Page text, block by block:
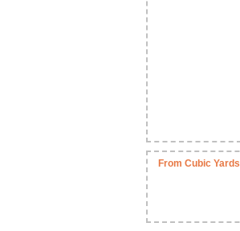
From Cubic Yards